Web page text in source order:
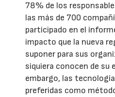
78% de los
las más de 700
participado en el
impacto que la nueva
suponer para sus
siquiera conocen de su
embargo, las
preferidas como